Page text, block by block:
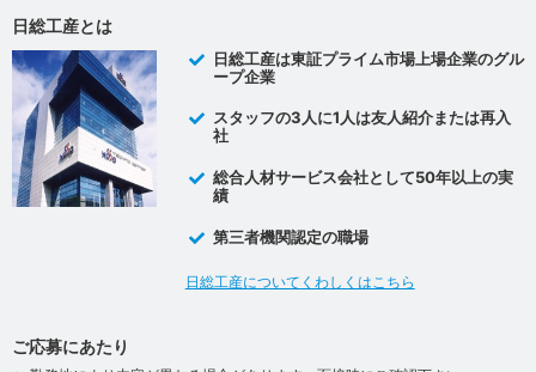
日総工産とは
日総工産は東証プライム市場上場企業のグル
ープ企業
スタッフの3人に1人は友人紹介または再入
社
総合人材サービス会社として50年以上の実
績
第三者機関認定の職場
日総工産についてくわしくはこちら
ご応募にあたり